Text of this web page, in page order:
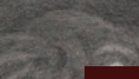
本文へスキップ